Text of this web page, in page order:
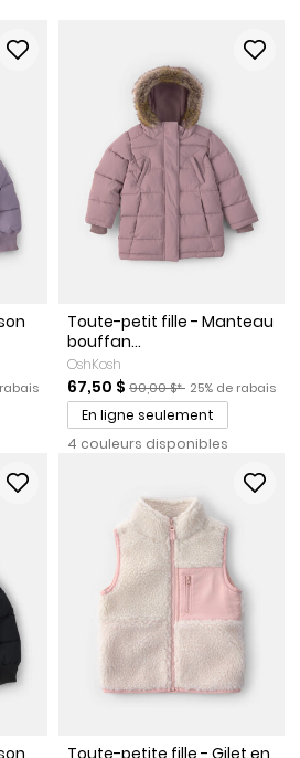
par le fabricant
de rabais
Toute-petit fille - Manteau
bouffan...
OshKosh
Prix de solde
67,50 $ Prix ​​de détail suggéré par
90,00 $* Pourcentage de
25% de rabais
En ligne seulement
4 couleurs disponibles